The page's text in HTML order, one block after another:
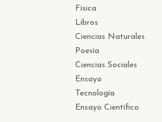
Física
Libros
Ciencias Naturales
Poesía
Ciencias Sociales
Ensayo
Tecnología
Ensayo Científico